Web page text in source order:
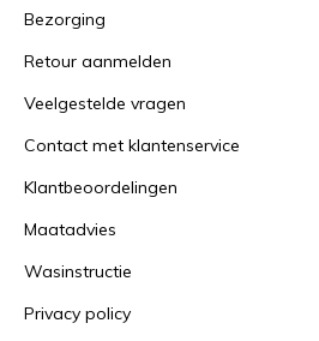
Bezorging
Retour aanmelden
Veelgestelde vragen
Contact met klantenservice
Klantbeoordelingen
Maatadvies
Wasinstructie
Privacy policy